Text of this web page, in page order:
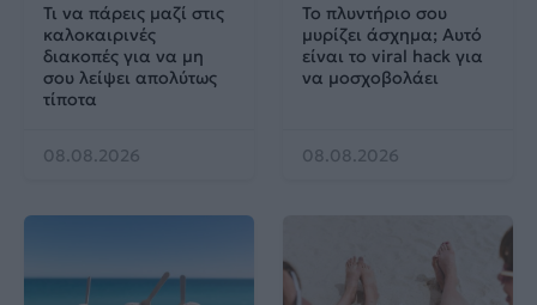
Τι να πάρεις μαζί στις
καλοκαιρινές
διακοπές για να μη
σου λείψει απολύτως
τίποτα
08.08.2026
Το πλυντήριο σου
μυρίζει άσχημα; Αυτό
είναι το viral hack για
να μοσχοβολάει
08.08.2026